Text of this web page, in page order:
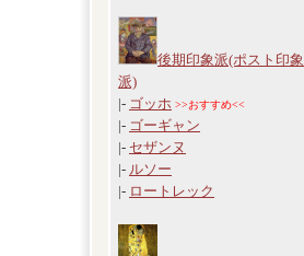
後期印象派(ポスト印象
派)
|- ゴッホ >>おすすめ<<
|- ゴーギャン
|- セザンヌ
|- ルソー
|- ロートレック